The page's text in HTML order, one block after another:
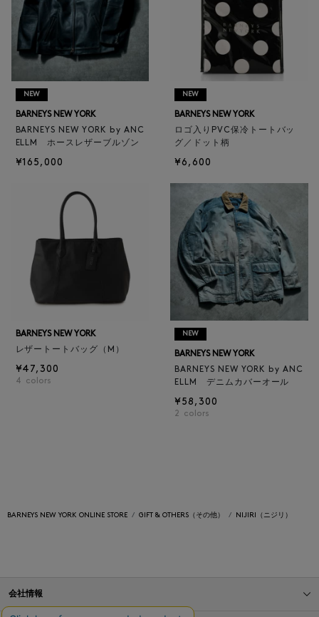
NEW
BARNEYS NEW YORK
BARNEYS NEW YORK by ANC
ELLM ホースレザーブルゾン
¥165,000
NEW
BARNEYS NEW YORK
ロゴ入りPVC保冷トートバッ
グ／ドット柄
¥6,600
BARNEYS NEW YORK
レザートートバッグ（M）
¥47,300
4 colors
NEW
BARNEYS NEW YORK
BARNEYS NEW YORK by ANC
ELLM デニムカバーオール
¥58,300
2 colors
BARNEYS NEW YORK ONLINE STORE GIFT & OTHERS（その他） NIJIRI（ニジリ）
会社情報